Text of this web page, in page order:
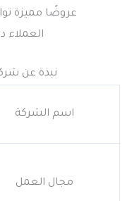
عروضًا مميزة
نبذة عن
اسم الشركة
مجال العمل